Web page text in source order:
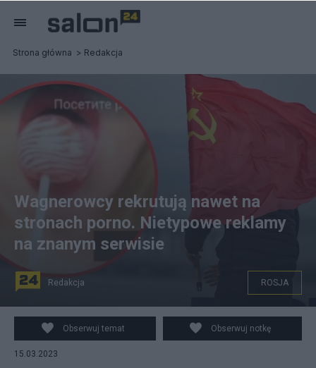
Strona główna Redakcja
Prywatna rosyjska armia rekrutuje na stronach porno.
Fot. PAP/EPA/STRINGER / Twitter/@ukrpravda_news /
Canva
Wagnerowcy rekrutują nawet na
stronach porno. Nietypowe reklamy
na znanym serwisie
Redakcja ROSJA
Obserwuj temat Obserwuj notkę
15.03.2023